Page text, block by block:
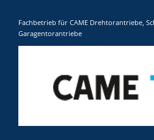
Fachbetrieb für CAME Drehtorantriebe,
Garagentorantriebe